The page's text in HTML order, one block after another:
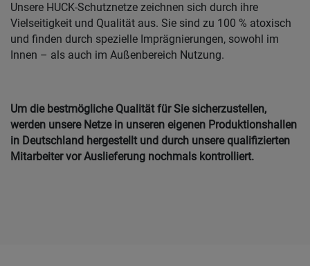
Unsere HUCK-Schutznetze zeichnen sich durch ihre
Vielseitigkeit und Qualität aus. Sie sind zu 100 % atoxisch
und finden durch spezielle Imprägnierungen, sowohl im
Innen – als auch im Außenbereich Nutzung.
Um die bestmögliche Qualität für Sie sicherzustellen,
werden unsere Netze in unseren eigenen Produktionshallen
in Deutschland hergestellt und durch unsere qualifizierten
Mitarbeiter vor Auslieferung nochmals kontrolliert.